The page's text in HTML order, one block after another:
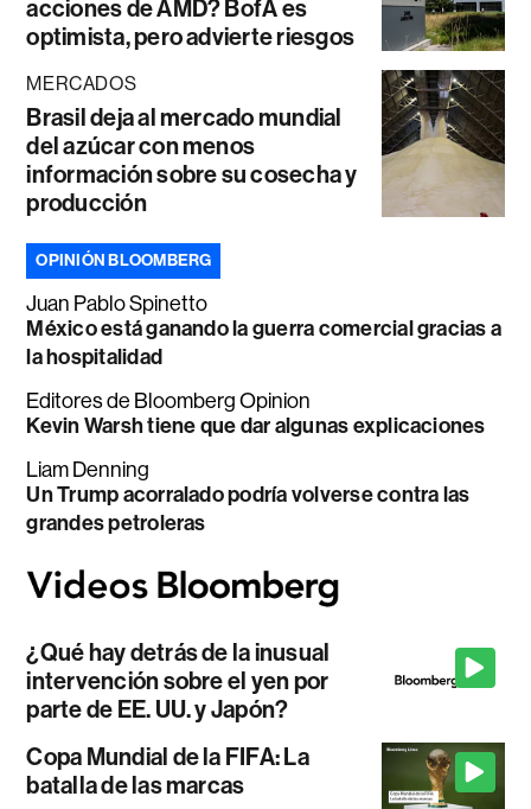
acciones de AMD? BofA es
optimista, pero advierte riesgos
MERCADOS
Brasil deja al mercado mundial
del azúcar con menos
información sobre su cosecha y
producción
OPINIÓN BLOOMBERG
Juan Pablo Spinetto
México está ganando la guerra comercial gracias a
la hospitalidad
Editores de Bloomberg Opinion
Kevin Warsh tiene que dar algunas explicaciones
Liam Denning
Un Trump acorralado podría volverse contra las
grandes petroleras
¿Qué hay detrás de la inusual
intervención sobre el yen por
parte de EE. UU. y Japón?
Copa Mundial de la FIFA: La
batalla de las marcas